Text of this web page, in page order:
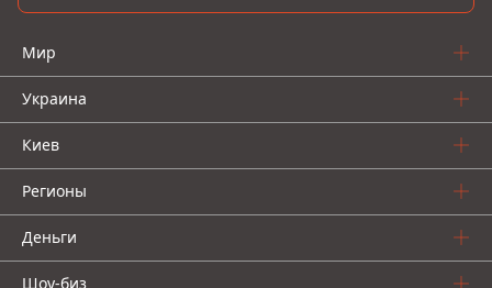
Мир
Украина
Киев
Регионы
Деньги
Шоу-биз